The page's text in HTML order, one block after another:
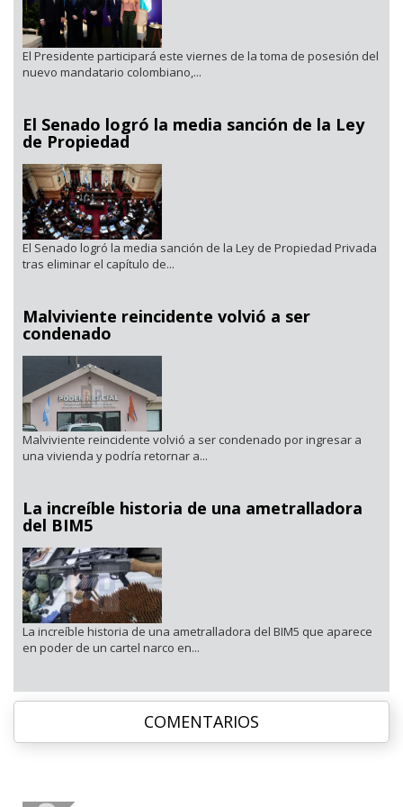
El Presidente participará este viernes de la toma de posesión del
nuevo mandatario colombiano,...
El Senado logró la media sanción de la Ley
de Propiedad
El Senado logró la media sanción de la Ley de Propiedad Privada
tras eliminar el capítulo de...
Malviviente reincidente volvió a ser
condenado
Malviviente reincidente volvió a ser condenado por ingresar a
una vivienda y podría retornar a...
La increíble historia de una ametralladora
del BIM5
La increíble historia de una ametralladora del BIM5 que aparece
en poder de un cartel narco en...
COMENTARIOS